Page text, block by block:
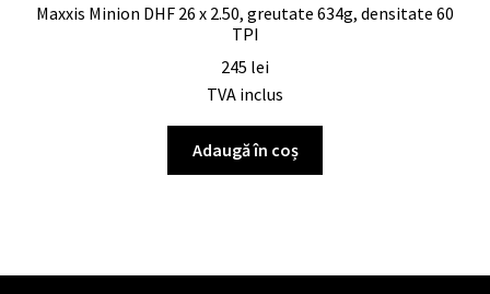
Maxxis Minion DHF 26 x 2.50, greutate 634g, densitate 60
TPI
245 lei
TVA inclus
Adaugă în coș